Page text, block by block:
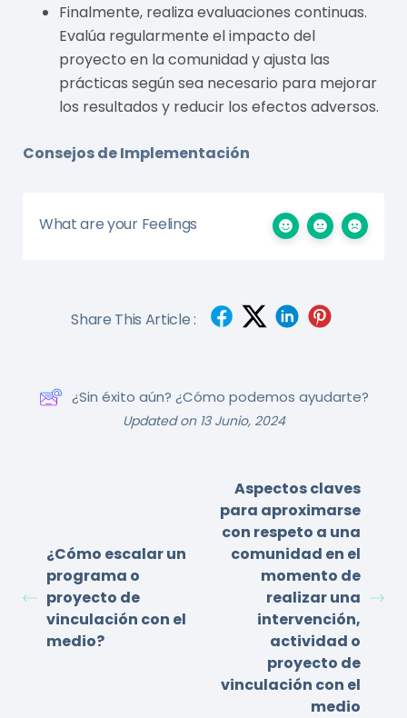
Finalmente, realiza evaluaciones continuas.
Evalúa regularmente el impacto del
proyecto en la comunidad y ajusta las
prácticas según sea necesario para mejorar
los resultados y reducir los efectos adversos.
Consejos de Implementación
What are your Feelings
Share This Article :
¿Sin éxito aún? ¿Cómo podemos ayudarte?
Updated on 13 Junio, 2024
¿Cómo escalar un
programa o
proyecto de
vinculación con el
medio?
Aspectos claves
para aproximarse
con respeto a una
comunidad en el
momento de
realizar una
intervención,
actividad o
proyecto de
vinculación con el
medio